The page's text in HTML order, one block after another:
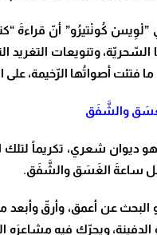
”لْوِيسْ كُونْتيرُو” أنّ قراءةَ
السّحريّة، وتنويعات التغريد
ما فتئت أصواتُها الرّخيمة،
والشَّفَق
ديوان شعري، تكريماً لتلك
ساعةَ الغَسَق والشَّفَق.
عن أعمق، وأرقّ وأبعد
الدفينة، ويحرّك فيه